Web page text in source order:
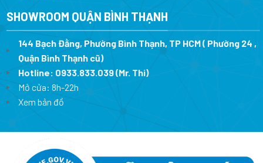
SHOWROOM QUẬN BÌNH THẠNH
144 Bạch Đằng, Phường Bình Thạnh, TP HCM ( Phường 24 ,
Quận Bình Thạnh cũ)
Hotline: 0933.833.039(Mr. Thi)
Mở cửa: 8h-22h
Xem bản đồ